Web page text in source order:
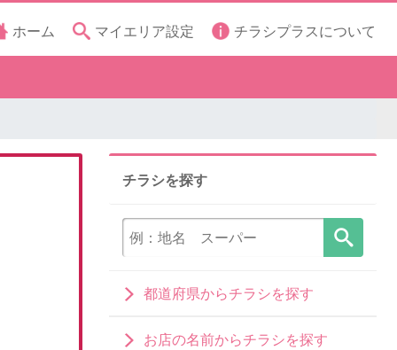
ホーム マイエリア設定 チラシプラスについて
チラシを探す
都道府県からチラシを探す
お店の名前からチラシを探す